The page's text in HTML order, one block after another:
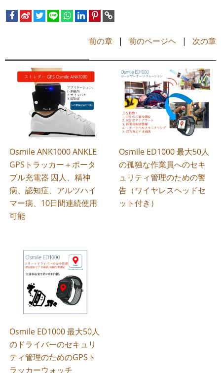
前の章 | 前のページヘ | 次の章
Osmile ANK1000 ANKLE
GPSトラッカー＋ポータ
ブル充電器 囚人、精神
病、認知症、アルツハイ
マー病、10日間連続使用
可能
Osmile ED1000 最大50人
の孤独な作業員へのセキ
ュリティ管理のための警
告（ワイヤレスヘッドセ
ット付き）
Osmile ED1000 最大50人
のドライバーのセキュリ
ティ管理のためのGPSト
ラッカーウォッチ